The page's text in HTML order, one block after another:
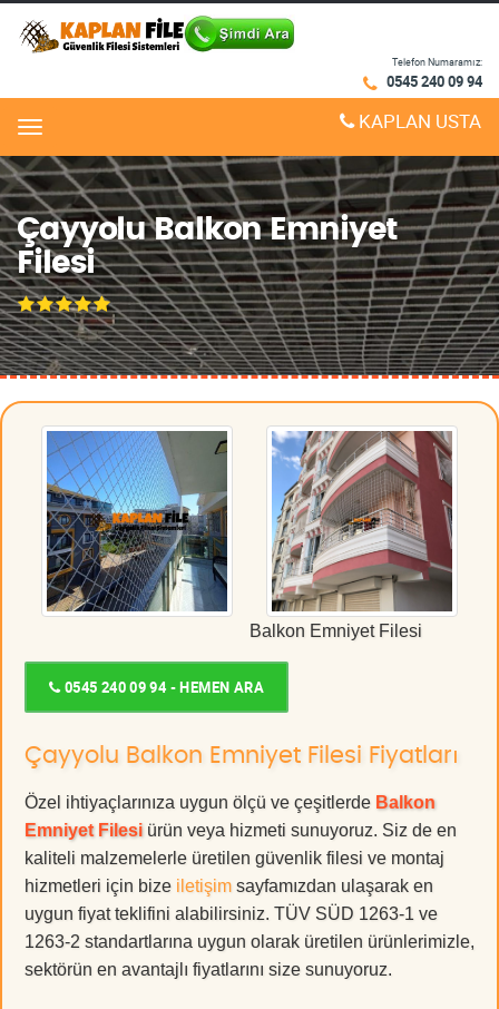
Telefon Numaramız:
0545 240 09 94
Menu KAPLAN USTA
Çayyolu Balkon Emniyet
Filesi
Balkon Emniyet Filesi
0545 240 09 94 - HEMEN ARA
Çayyolu Balkon Emniyet Filesi Fiyatları
Özel ihtiyaçlarınıza uygun ölçü ve çeşitlerde Balkon
Emniyet Filesi ürün veya hizmeti sunuyoruz. Siz de en
kaliteli malzemelerle üretilen güvenlik filesi ve montaj
hizmetleri için bize iletişim sayfamızdan ulaşarak en
uygun fiyat teklifini alabilirsiniz. TÜV SÜD 1263-1 ve
1263-2 standartlarına uygun olarak üretilen ürünlerimizle,
sektörün en avantajlı fiyatlarını size sunuyoruz.